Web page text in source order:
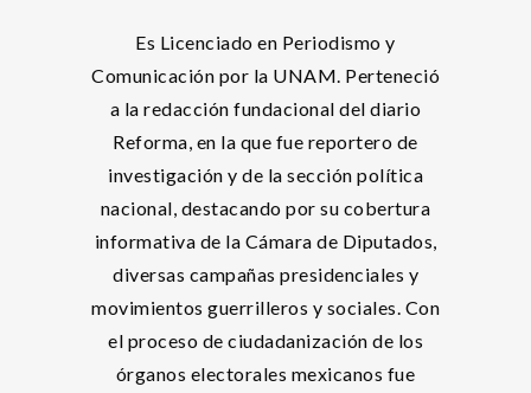
Es Licenciado en Periodismo y
Comunicación por la UNAM. Perteneció
a la redacción fundacional del diario
Reforma, en la que fue reportero de
investigación y de la sección política
nacional, destacando por su cobertura
informativa de la Cámara de Diputados,
diversas campañas presidenciales y
movimientos guerrilleros y sociales. Con
el proceso de ciudadanización de los
órganos electorales mexicanos fue